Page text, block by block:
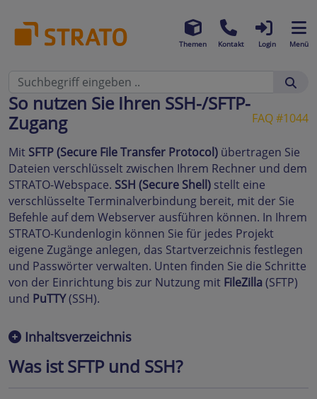
Themen Kontakt Login Menü
FAQ #1044
So nutzen Sie Ihren SSH-/SFTP-
Zugang
Mit SFTP (Secure File Transfer Protocol) übertragen Sie
Dateien verschlüsselt zwischen Ihrem Rechner und dem
STRATO-Webspace. SSH (Secure Shell) stellt eine
verschlüsselte Terminalverbindung bereit, mit der Sie
Befehle auf dem Webserver ausführen können. In Ihrem
STRATO-Kundenlogin können Sie für jedes Projekt
eigene Zugänge anlegen, das Startverzeichnis festlegen
und Passwörter verwalten. Unten finden Sie die Schritte
von der Einrichtung bis zur Nutzung mit FileZilla(SFTP)
und PuTTY(SSH).
Inhaltsverzeichnis
Was ist SFTP und SSH?